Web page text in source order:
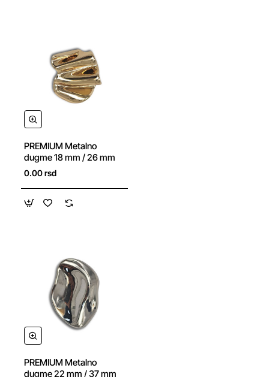
PREMIUM Metalno
dugme 18 mm / 26 mm
0.00 rsd
PREMIUM Metalno
dugme 22 mm / 37 mm